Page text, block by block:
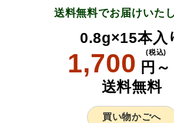
送料無料でお届けいた
0.8g×15本入
1,700 円～
(税込)
送料無料
買い物かごへ